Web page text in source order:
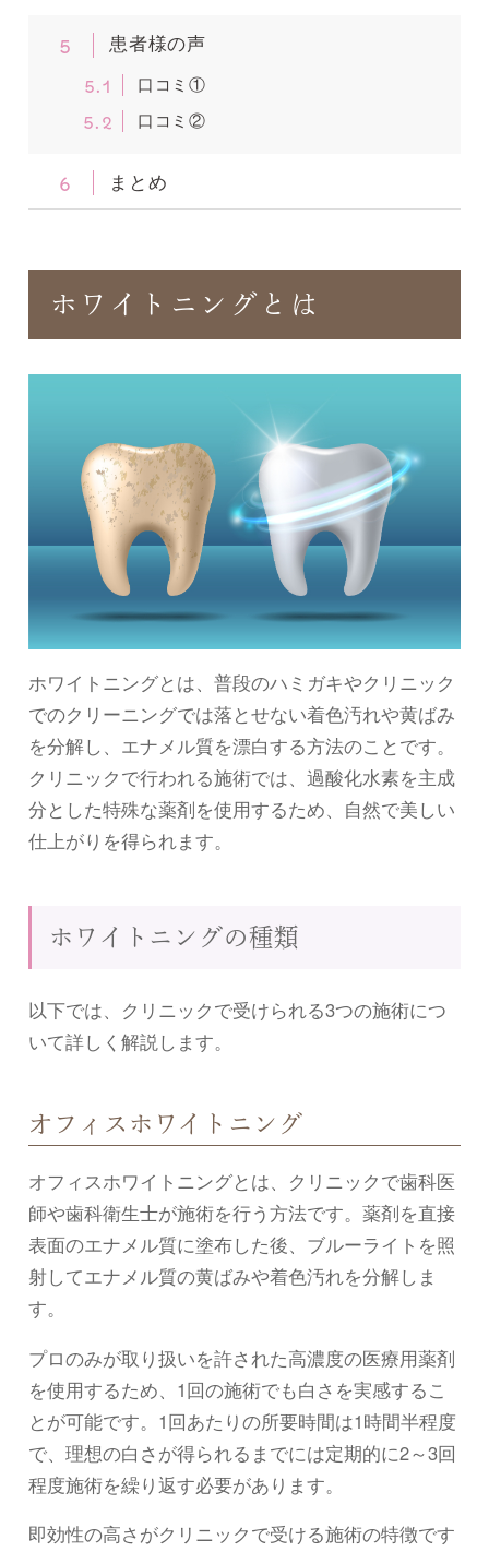
5 患者様の声
5.1 口コミ①
5.2 口コミ②
6 まとめ
ホワイトニングとは
ホワイトニングとは、普段のハミガキやクリニック
でのクリーニングでは落とせない着色汚れや黄ばみ
を分解し、エナメル質を漂白する方法のことです。
クリニックで行われる施術では、過酸化水素を主成
分とした特殊な薬剤を使用するため、自然で美しい
仕上がりを得られます。
ホワイトニングの種類
以下では、クリニックで受けられる3つの施術につ
いて詳しく解説します。
オフィスホワイトニング
オフィスホワイトニングとは、クリニックで歯科医
師や歯科衛生士が施術を行う方法です。薬剤を直接
表面のエナメル質に塗布した後、ブルーライトを照
射してエナメル質の黄ばみや着色汚れを分解しま
す。
プロのみが取り扱いを許された高濃度の医療用薬剤
を使用するため、1回の施術でも白さを実感するこ
とが可能です。1回あたりの所要時間は1時間半程度
で、理想の白さが得られるまでには定期的に2～3回
程度施術を繰り返す必要があります。
即効性の高さがクリニックで受ける施術の特徴です